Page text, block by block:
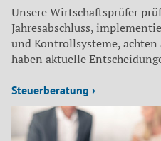
Unsere Wirtschaftsprüfer
Jahresabschluss,
und Kontrollsysteme,
haben aktuelle
Steuerberatung ›